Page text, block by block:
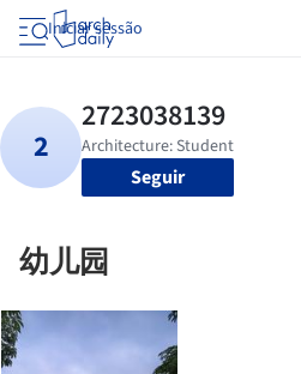
Iniciar sessão
Seguir
幼儿园